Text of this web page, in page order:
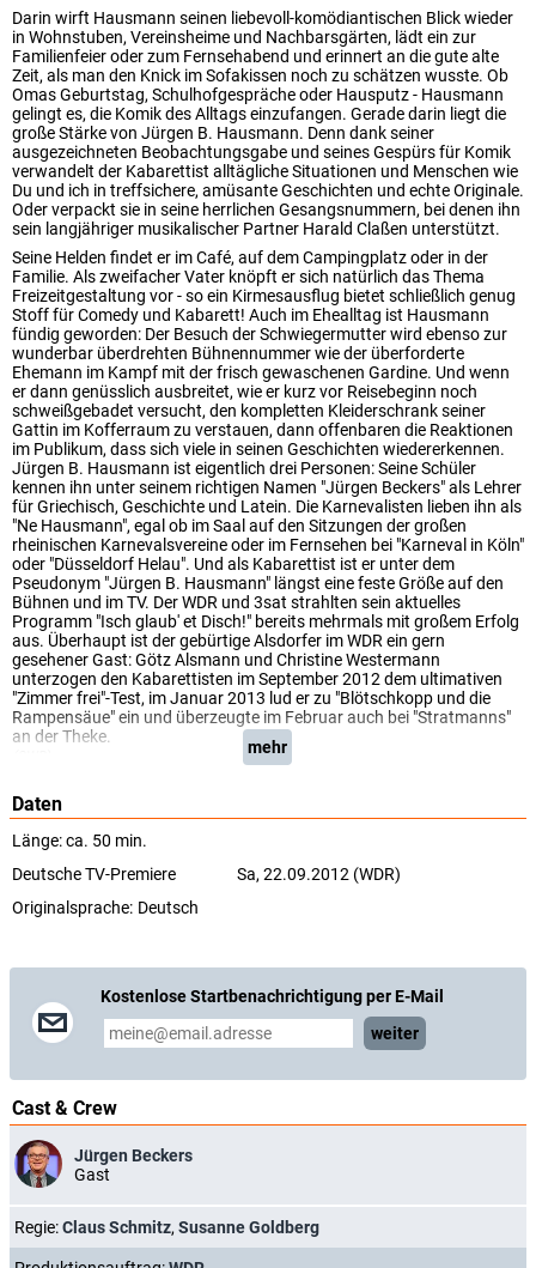
Darin wirft Hausmann seinen liebevoll-komödiantischen Blick wieder
in Wohnstuben, Vereinsheime und Nachbarsgärten, lädt ein zur
Familienfeier oder zum Fernsehabend und erinnert an die gute alte
Zeit, als man den Knick im Sofakissen noch zu schätzen wusste. Ob
Omas Geburtstag, Schulhofgespräche oder Hausputz - Hausmann
gelingt es, die Komik des Alltags einzufangen. Gerade darin liegt die
große Stärke von Jürgen B. Hausmann. Denn dank seiner
ausgezeichneten Beobachtungsgabe und seines Gespürs für Komik
verwandelt der Kabarettist alltägliche Situationen und Menschen wie
Du und ich in treffsichere, amüsante Geschichten und echte Originale.
Oder verpackt sie in seine herrlichen Gesangsnummern, bei denen ihn
sein langjähriger musikalischer Partner Harald Claßen unterstützt.
Seine Helden findet er im Café, auf dem Campingplatz oder in der
Familie. Als zweifacher Vater knöpft er sich natürlich das Thema
Freizeitgestaltung vor - so ein Kirmesausflug bietet schließlich genug
Stoff für Comedy und Kabarett! Auch im Ehealltag ist Hausmann
fündig geworden: Der Besuch der Schwiegermutter wird ebenso zur
wunderbar überdrehten Bühnennummer wie der überforderte
Ehemann im Kampf mit der frisch gewaschenen Gardine. Und wenn
er dann genüsslich ausbreitet, wie er kurz vor Reisebeginn noch
schweißgebadet versucht, den kompletten Kleiderschrank seiner
Gattin im Kofferraum zu verstauen, dann offenbaren die Reaktionen
im Publikum, dass sich viele in seinen Geschichten wiedererkennen.
Jürgen B. Hausmann ist eigentlich drei Personen: Seine Schüler
kennen ihn unter seinem richtigen Namen "Jürgen Beckers" als Lehrer
für Griechisch, Geschichte und Latein. Die Karnevalisten lieben ihn als
"Ne Hausmann", egal ob im Saal auf den Sitzungen der großen
rheinischen Karnevalsvereine oder im Fernsehen bei "Karneval in Köln"
oder "Düsseldorf Helau". Und als Kabarettist ist er unter dem
Pseudonym "Jürgen B. Hausmann" längst eine feste Größe auf den
Bühnen und im TV. Der WDR und 3sat strahlten sein aktuelles
Programm "Isch glaub' et Disch!" bereits mehrmals mit großem Erfolg
aus. Überhaupt ist der gebürtige Alsdorfer im WDR ein gern
gesehener Gast: Götz Alsmann und Christine Westermann
unterzogen den Kabarettisten im September 2012 dem ultimativen
"Zimmer frei"-Test, im Januar 2013 lud er zu "Blötschkopp und die
Rampensäue" ein und überzeugte im Februar auch bei "Stratmanns"
an der Theke.
mehr
Daten
Länge: ca. 50 min.
Deutsche TV-Premiere
Sa, 22.09.2012 (WDR)
Originalsprache: Deutsch
Kostenlose Startbenachrichtigung per E-Mail
weiter
Cast & Crew
Jürgen Beckers
Gast
Regie:Claus Schmitz, Susanne Goldberg